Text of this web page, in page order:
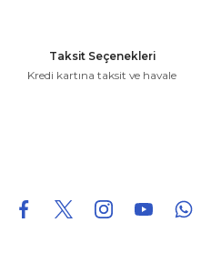
Taksit Seçenekleri
Kredi kartına taksit ve havale